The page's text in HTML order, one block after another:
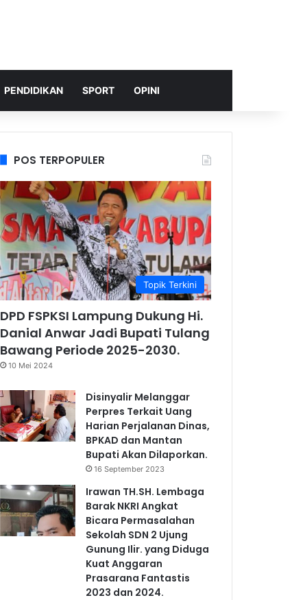
PENDIDIKAN SPORT OPINI
POS TERPOPULER
Topik Terkini
DPD FSPKSI Lampung Dukung Hi.
Danial Anwar Jadi Bupati Tulang
Bawang Periode 2025-2030.
10 Mei 2024
Disinyalir Melanggar
Perpres Terkait Uang
Harian Perjalanan Dinas,
BPKAD dan Mantan
Bupati Akan Dilaporkan.
16 September 2023
Irawan TH.SH. Lembaga
Barak NKRI Angkat
Bicara Permasalahan
Sekolah SDN 2 Ujung
Gunung Ilir. yang Diduga
Kuat Anggaran
Prasarana Fantastis
2023 dan 2024.